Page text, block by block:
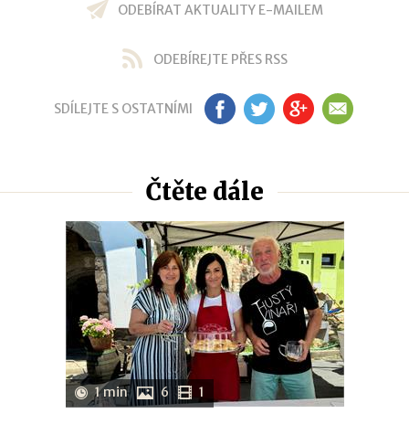
ODEBÍRAT AKTUALITY E-MAILEM
ODEBÍREJTE PŘES RSS
SDÍLEJTE S OSTATNÍMI FB TW GP EM
Čtěte dále
1 min 6 1